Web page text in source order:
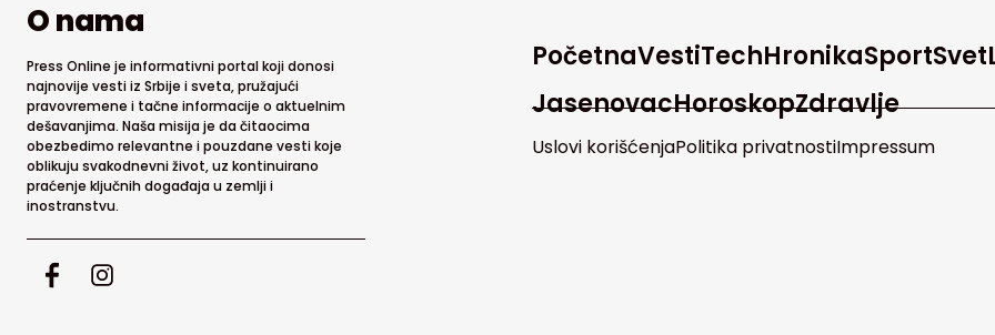
O nama
Press Online je informativni portal koji donosi
najnovije vesti iz Srbije i sveta, pružajući
pravovremene i tačne informacije o aktuelnim
dešavanjima. Naša misija je da čitaocima
obezbedimo relevantne i pouzdane vesti koje
oblikuju svakodnevni život, uz kontinuirano
praćenje ključnih događaja u zemlji i
inostranstvu.
PočetnaVestiTechHronikaSportSvet
JasenovacHoroskopZdravlje
Uslovi korišćenjaPolitika privatnostiImpressum